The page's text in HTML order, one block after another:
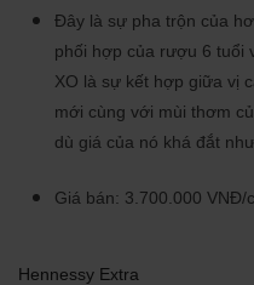
Đây là sự pha trộn của
phối hợp của rượu 6 tuổi
XO là sự kết hợp giữa vị
mới cùng với mùi thơm
dù giá của nó khá đắt
Giá bán: 3.700.000 VNĐ/
Hennessy Extra